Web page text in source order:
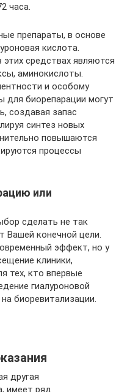
часа.
препараты, в основе
кислота.
средствах являются
аминокислоты.
и особому
для биорепарации могут
создавая запас
синтез новых
повышаются
процессы
или
сделать не так
Вашей конечной цели.
эффект, но у
клиники,
тех, кто впервые
гиалуроновой
биоревитализации.
другая
имеет ряд